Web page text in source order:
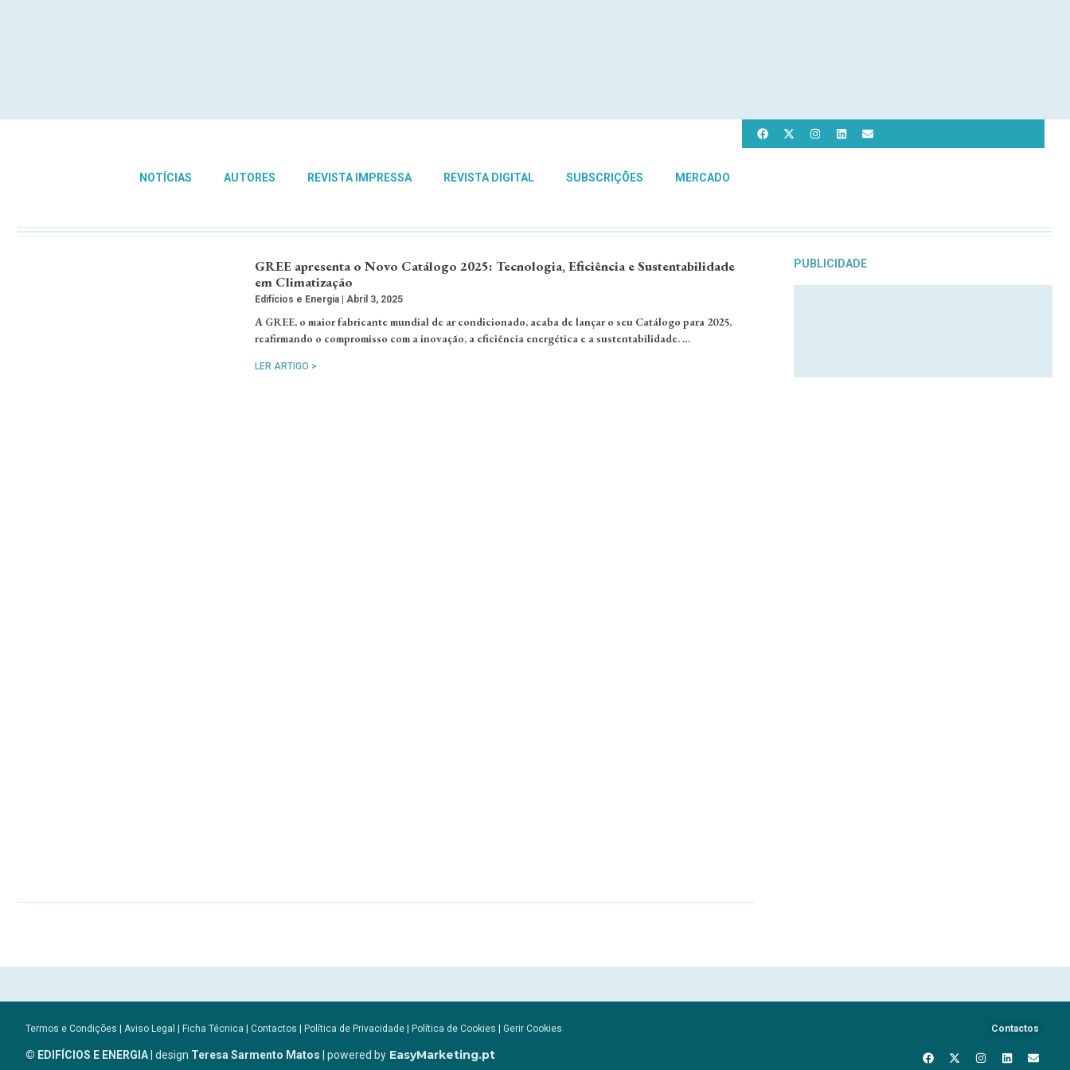
NOTÍCIAS AUTORES REVISTA IMPRESSA REVISTA DIGITAL SUBSCRIÇÕES MERCADO
GREE apresenta o Novo Catálogo 2025: Tecnologia, Eficiência e Sustentabilidade
em Climatização
Edifícios e Energia Abril 3, 2025
A GREE, o maior fabricante mundial de ar condicionado, acaba de lançar o seu Catálogo para 2025,
reafirmando o compromisso com a inovação, a eficiência energética e a sustentabilidade. …
LER ARTIGO >
PUBLICIDADE
Termos e Condições | Aviso Legal | Ficha Técnica | Contactos | Política de Privacidade | Política de Cookies | Gerir Cookies
© EDIFÍCIOS E ENERGIA| design Teresa Sarmento Matos | powered by EasyMarketing.pt
Contactos